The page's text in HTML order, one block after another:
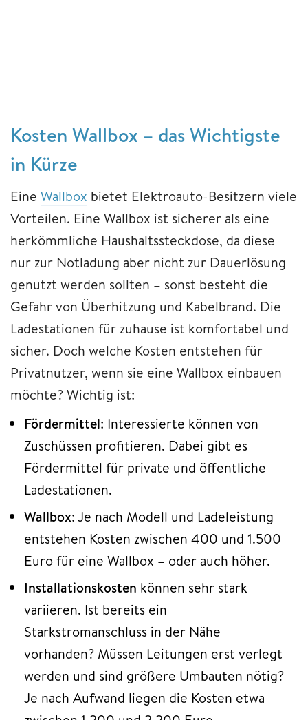
Kosten Wallbox – das Wichtigste
in Kürze
Eine Wallbox bietet Elektroauto-Besitzern viele
Vorteilen. Eine Wallbox ist sicherer als eine
herkömmliche Haushaltssteckdose, da diese
nur zur Notladung aber nicht zur Dauerlösung
genutzt werden sollten – sonst besteht die
Gefahr von Überhitzung und Kabelbrand. Die
Ladestationen für zuhause ist komfortabel und
sicher. Doch welche Kosten entstehen für
Privatnutzer, wenn sie eine Wallbox einbauen
möchte? Wichtig ist:
Fördermittel: Interessierte können von
Zuschüssen profitieren. Dabei gibt es
Fördermittel für private und öffentliche
Ladestationen.
Wallbox: Je nach Modell und Ladeleistung
entstehen Kosten zwischen 400 und 1.500
Euro für eine Wallbox – oder auch höher.
Installationskosten können sehr stark
variieren. Ist bereits ein
Starkstromanschluss in der Nähe
vorhanden? Müssen Leitungen erst verlegt
werden und sind größere Umbauten nötig?
Je nach Aufwand liegen die Kosten etwa